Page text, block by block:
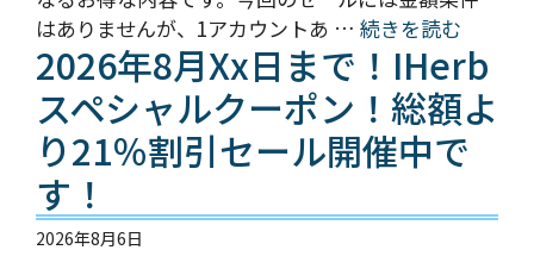
はありませんが、1アカウントあ … 続きを読む
2026年8月xx日まで！iHerb
スペシャルクーポン！総額よ
り21％割引セール開催中で
す！
2026年8月6日